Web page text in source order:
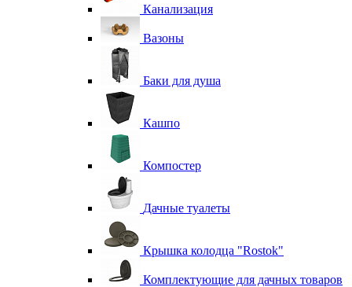
Канализация
Вазоны
Баки для душа
Кашпо
Компостер
Дачные туалеты
Крышка колодца "Rostok"
Комплектующие для дачных товаров